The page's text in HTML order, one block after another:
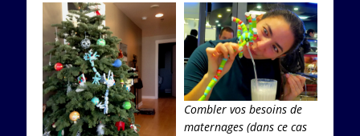
Combler vos besoins de
maternages (dans ce cas